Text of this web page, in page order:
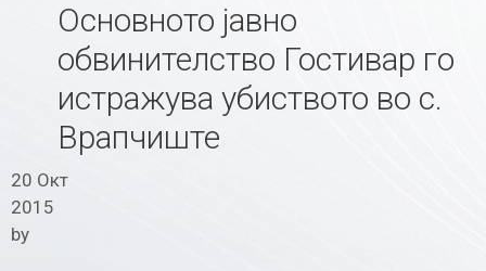
Основното јавно
обвинителство Гостивар го
истражува убиството во с.
Врапчиште
20 Окт
2015
by